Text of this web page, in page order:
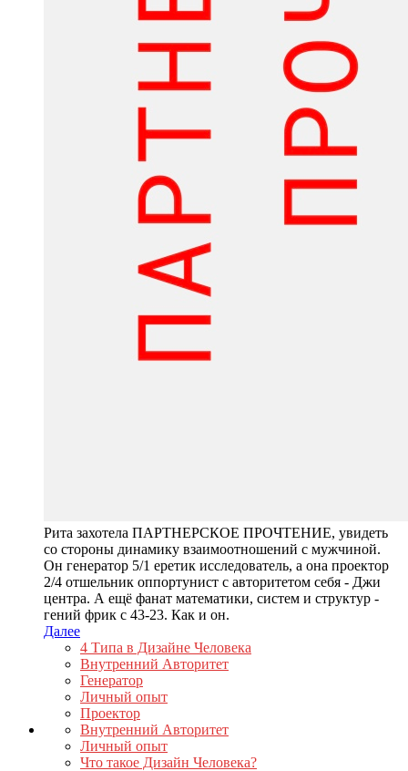
Рита захотела ПАРТНЕРСКОЕ ПРОЧТЕНИЕ, увидеть
со стороны динамику взаимоотношений с мужчиной.
Он генератор 5/1 еретик исследователь, а она проектор
2/4 отшельник оппортунист с авторитетом себя - Джи
центра. А ещё фанат математики, систем и структур -
гений фрик с 43-23. Как и он.
Далее
4 Типа в Дизайне Человека
Внутренний Авторитет
Генератор
Личный опыт
Проектор
Внутренний Авторитет
Личный опыт
Что такое Дизайн Человека?